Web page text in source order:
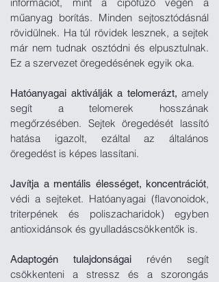
információt, mint a cipőfűző végén a
műanyag borítás. Minden sejtosztódásnál
rövidülnek. Ha túl rövidek lesznek, a sejtek
már nem tudnak osztódni és elpusztulnak.
Ez a szervezet öregedésének egyik oka.
Hatóanyagai aktiválják a telomerázt, amely
segít a telomerek hosszának
megőrzésében. Sejtek öregedését lassító
hatása igazolt, ezáltal az általános
öregedést is képes lassítani.
Javítja a mentális élességet, koncentrációt,
védi a sejteket. Hatóanyagai (flavonoidok,
triterpének és poliszacharidok) egyben
antioxidánsok és gyulladáscsökkentők is.
Adaptogén tulajdonságai révén segít
csökkenteni a stressz és a szorongás